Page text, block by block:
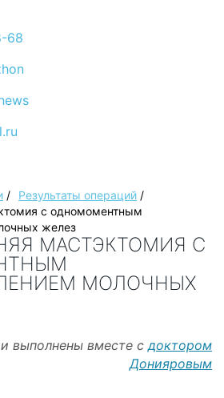
68
/ Результаты операций /
с одномоментным
желез
МАСТЭКТОМИЯ С
МОЛОЧНЫХ
выполнены вместе сдоктором
Донияровым